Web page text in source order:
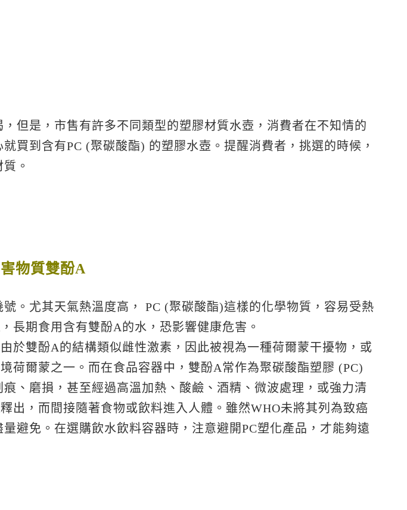
但是，市售有許多不同類型的塑膠材質水壺，消費者在不知情的
買到含有PC (聚碳酸酯) 的塑膠水壺。提醒消費者，挑選的時候，
。
物質雙酚A
。尤其天氣熱溫度高， PC (聚碳酸酯)這樣的化學物質，容易受熱
長期食用含有雙酚A的水，恐影響健康危害。
於雙酚A的結構類似雌性激素，因此被視為一種荷爾蒙干擾物，或
荷爾蒙之一。而在食品容器中，雙酚A常作為聚碳酸酯塑膠 (PC)
、磨損，甚至經過高溫加熱、酸鹼、酒精、微波處理，或強力清
出，而間接隨著食物或飲料進入人體。雖然WHO未將其列為致癌
避免。在選購飲水飲料容器時，注意避開PC塑化產品，才能夠遠